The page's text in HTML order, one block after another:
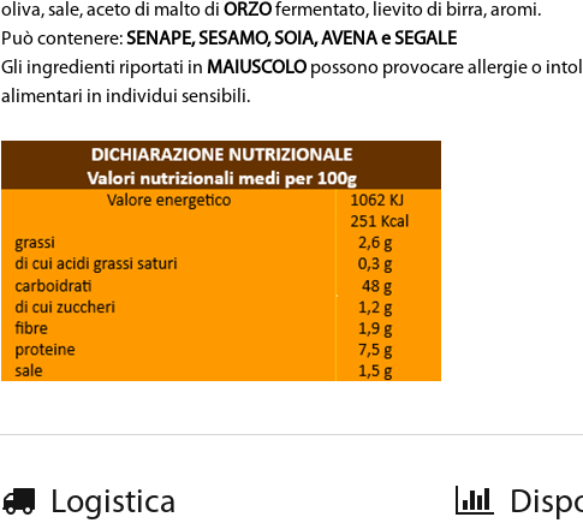
oliva, sale, aceto di malto diORZOfermentato, lievito di birra, aromi.
Può contenere:SENAPE, SESAMO, SOIA,AVENA e SEGALE
Gli ingredienti riportati in MAIUSCOLO possono provocare allergie o
alimentari in individui sensibili.
Logistica